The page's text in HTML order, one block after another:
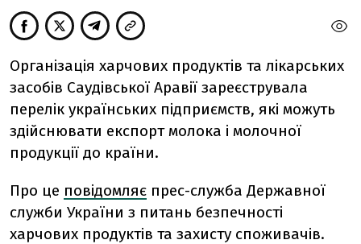
Організація харчових продуктів та лікарських
засобів Саудівської Аравії зареєструвала
перелік українських підприємств, які можуть
здійснювати експорт молока і молочної
продукції до країни.
Про це повідомляє прес-служба Державної
служби України з питань безпечності
харчових продуктів та захисту споживачів.